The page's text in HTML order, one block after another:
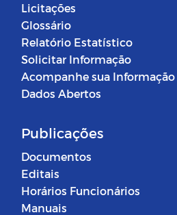
Licitações
Glossário
Relatório Estatístico
Solicitar Informação
Acompanhe sua Informação
Dados Abertos
Publicações
Documentos
Editais
Horários Funcionários
Manuais